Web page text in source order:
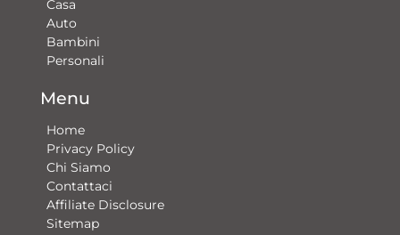
Casa
Auto
Bambini
Personali
Menu
Home
Privacy Policy
Chi Siamo
Contattaci​
Affiliate Disclosure
Sitemap